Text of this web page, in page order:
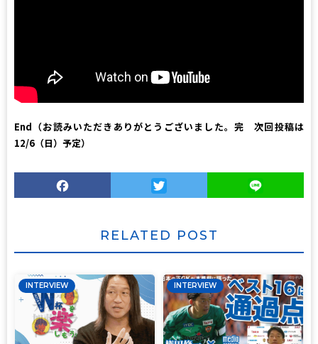
End（お読みいただきありがとうございました。完 次回投稿は
12/6（日）予定）
Twitter
RELATED POST
INTERVIEW INTERVIEW